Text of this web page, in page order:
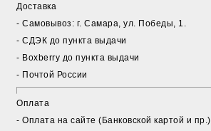
Доставка
- Cамовывоз: г. Самара, ул. Победы, 1.
- СДЭК до пункта выдачи
- Boxberry до пункта выдачи
- Почтой России
Оплата
- Оплата на сайте (Банковской картой и пр.)